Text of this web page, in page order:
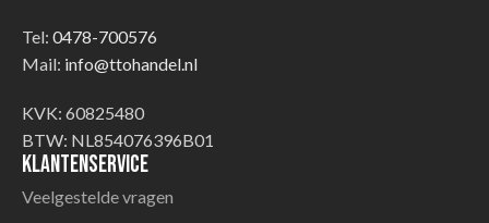
Tel: 0478-700576
Mail: info@ttohandel.nl
KVK: 60825480
BTW: NL854076396B01
Klantenservice
Veelgestelde vragen